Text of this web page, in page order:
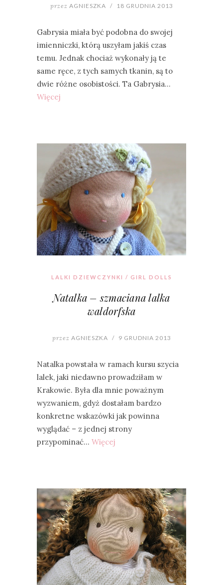
przez AGNIESZKA / 18 GRUDNIA 2013
Gabrysia miała być podobna do swojej
imienniczki, którą uszyłam jakiś czas
temu. Jednak chociaż wykonały ją te
same ręce, z tych samych tkanin, są to
dwie różne osobistości. Ta Gabrysia…
Więcej
LALKI DZIEWCZYNKI / GIRL DOLLS
Natalka – szmaciana lalka
waldorfska
przez AGNIESZKA / 9 GRUDNIA 2013
Natalka powstała w ramach kursu szycia
lalek, jaki niedawno prowadziłam w
Krakowie. Była dla mnie poważnym
wyzwaniem, gdyż dostałam bardzo
konkretne wskazówki jak powinna
wyglądać – z jednej strony
przypominać… Więcej